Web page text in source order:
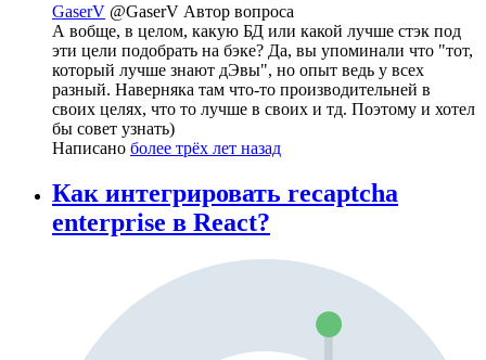
GaserV @GaserV Автор вопроса
А вобще, в целом, какую БД или какой лучше стэк под
эти цели подобрать на бэке? Да, вы упоминали что "тот,
который лучше знают дЭвы", но опыт ведь у всех
разный. Наверняка там что-то производительней в
своих целях, что то лучше в своих и тд. Поэтому и хотел
бы совет узнать)
Написано более трёх лет назад
Как интегрировать recaptcha
enterprise в React?